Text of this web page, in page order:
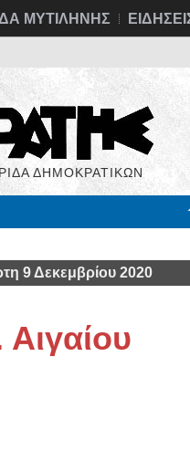
ΜΥΤΙΛΗΝΗΣ
ΔΗΜΟΚΡΑΤΙΚΩΝ
9 Δεκεμβρίου 2020